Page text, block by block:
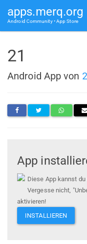
apps.merq.org
Android Community • App Store
21
Android App von
App
Diese App kannst
Vergesse nicht,
aktivieren!
INSTALLIEREN